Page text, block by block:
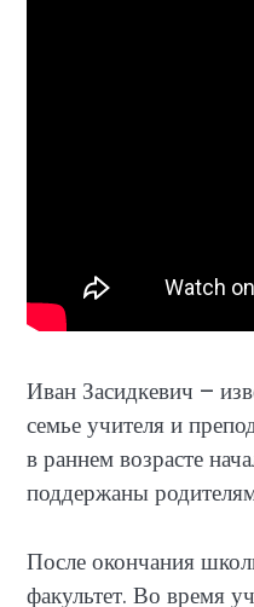
Иван Засидкевич –
семье учителя и
в раннем возрасте
поддержаны
После окончания
факультет. Во время